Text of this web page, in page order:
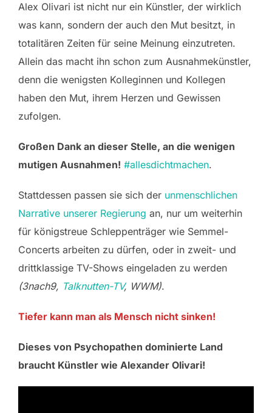
Alex Olivari ist nicht nur ein Künstler, der wirklich
was kann, sondern der auch den Mut besitzt, in
totalitären Zeiten für seine Meinung einzutreten.
Allein das macht ihn schon zum Ausnahmekünstler,
denn die wenigsten Kolleginnen und Kollegen
haben den Mut, ihrem Herzen und Gewissen
zufolgen.
Großen Dank an dieser Stelle, an die wenigen
mutigen Ausnahmen! #allesdichtmachen.
Stattdessen passen sie sich der unmenschlichen
Narrative unserer Regierung an, nur um weiterhin
für königstreue Schleppenträger wie Semmel-
Concerts arbeiten zu dürfen, oder in zweit- und
drittklassige TV-Shows eingeladen zu werden
(3nach9, Talknutten-TV, WWM).
Tiefer kann man als Mensch nicht sinken!
Dieses von Psychopathen dominierte Land
braucht Künstler wie Alexander Olivari!